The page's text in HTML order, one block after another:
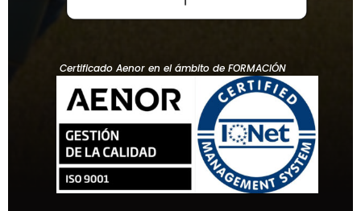
Certificado Aenor en el ámbito de FORMACIÓN